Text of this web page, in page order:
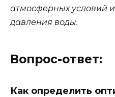
атмосферных условий
давления воды.
Вопрос-ответ:
Как определить